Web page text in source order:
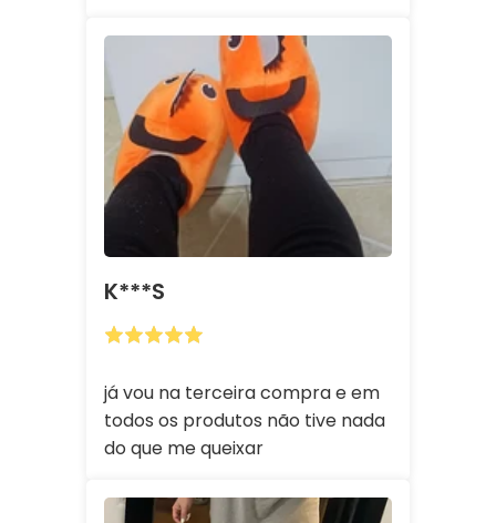
K***s
já vou na terceira compra e em
todos os produtos não tive nada
do que me queixar